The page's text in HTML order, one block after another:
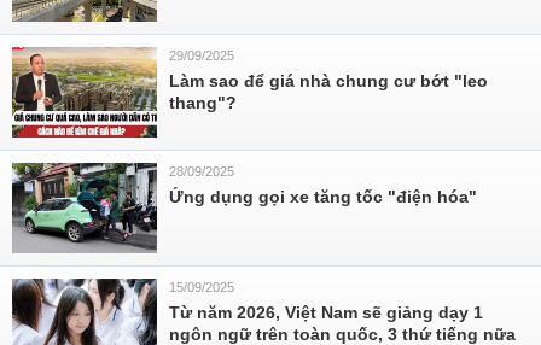
29/09/2025
Làm sao để giá nhà chung cư bớt "leo
thang"?
28/09/2025
Ứng dụng gọi xe tăng tốc "điện hóa"
15/09/2025
Từ năm 2026, Việt Nam sẽ giảng dạy 1
ngôn ngữ trên toàn quốc, 3 thứ tiếng nữa